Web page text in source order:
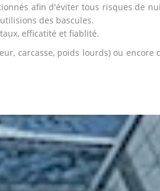
afin d'éviter tous risques de
des bascules.
efficatité et fiablité.
carcasse, poids lourds) ou encore